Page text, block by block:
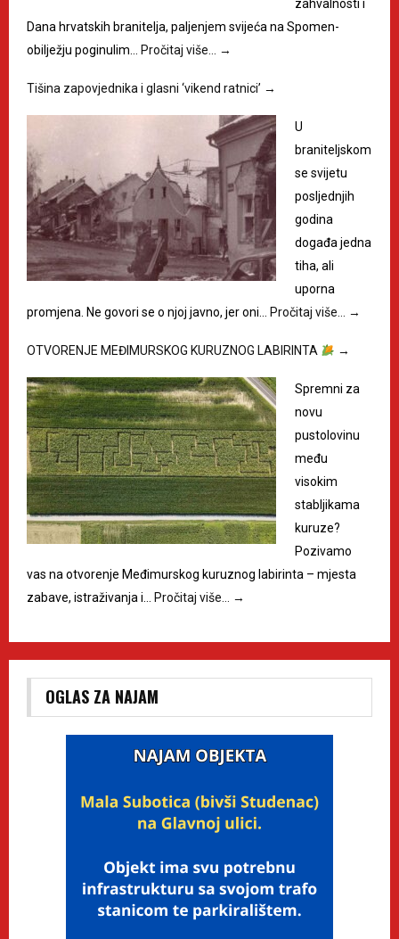
zahvalnosti i
Dana hrvatskih branitelja, paljenjem svijeća na Spomen-
obilježju poginulim… Pročitaj više… →
Tišina zapovjednika i glasni ‘vikend ratnici’ →
U
braniteljskom
se svijetu
posljednjih
godina
događa jedna
tiha, ali
uporna
promjena. Ne govori se o njoj javno, jer oni… Pročitaj više… →
OTVORENJE MEĐIMURSKOG KURUZNOG LABIRINTA →
Spremni za
novu
pustolovinu
među
visokim
stabljikama
kuruze?
Pozivamo
vas na otvorenje Međimurskog kuruznog labirinta – mjesta
zabave, istraživanja i… Pročitaj više… →
OGLAS ZA NAJAM